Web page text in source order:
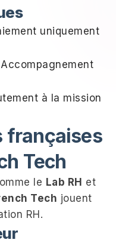
uniquement
à la mission
françaises
Tech
le Lab RH et
Tech jouent
RH.